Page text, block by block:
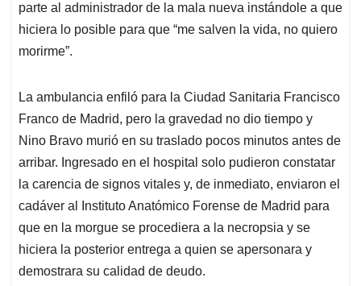
parte al administrador de la mala nueva instándole a que
hiciera lo posible para que “me salven la vida, no quiero
morirme”.
La ambulancia enfiló para la Ciudad Sanitaria Francisco
Franco de Madrid, pero la gravedad no dio tiempo y
Nino Bravo murió en su traslado pocos minutos antes de
arribar. Ingresado en el hospital solo pudieron constatar
la carencia de signos vitales y, de inmediato, enviaron el
cadáver al Instituto Anatómico Forense de Madrid para
que en la morgue se procediera a la necropsia y se
hiciera la posterior entrega a quien se apersonara y
demostrara su calidad de deudo.